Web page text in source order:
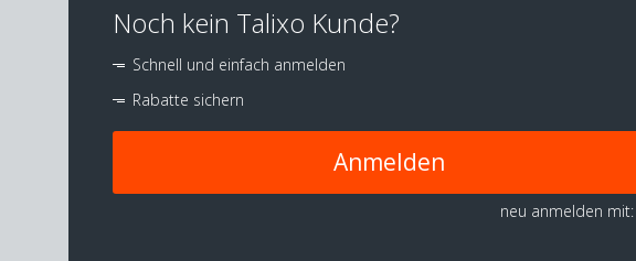
Noch kein Talixo Kunde?
Schnell und einfach anmelden
Rabatte sichern
Anmelden
neu anmelden mit: